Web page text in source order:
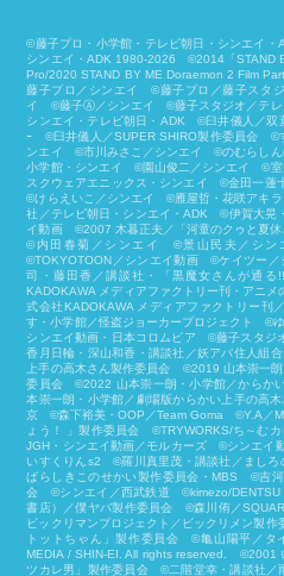
©藤子プロ・小学館・テレビ朝日・シンエイ
シンエイ・ADK 1980-2026 ©2014「STAND
Pro/2020 STAND BY ME Doraemon 2 Film
藤子プロ／シンエイ ©藤子プロ／藤子スタ
イ ©藤子Ⓐ／シンエイ ©藤子スタジオ／テレ
シンエイ・テレビ朝日・ADK ©臼井儀人／双
ｰ ©臼井儀人／SUPER SHIRO製作委員会 ©
ンエイ ©市川みさこ／シンエイ ©のむらし
小学館・シンエイ ©園山俊二／シンエイ ©
スクウェアエニックス・シンエイ ©金田一蓮
©けらえいこ／シンエイ ©雁屋哲・花咲アキ
社／テレビ朝日・シンエイ・ADK ©伊賀大晃
イ動画 ©2007 木暮正夫／「河童のクゥと夏
©内田春菊／シンエイ ©景山民夫／シ
©︎TOKYOTOON／シンエイ動画 ©ケイツー
司・藤田香／講談社・「黒魔女さんが通
KADOKAWA メディアファクトリー刊・アニ
式会社KADOKAWA メディアファクトリー
す・小学館／怪盗ジョーカープロジェクト ©
シンエイ動画・日本コロムビア ©藤子スタ
香月日輪・深山和香・講談社／妖アパ住人組
上手の高木さん製作委員会 ©2019 山本崇一
委員会 ©2022 山本崇一朗・小学館／からか
本崇一朗・小学館／劇場版からかい上手の高
京 ©森下裕美・OOP／Team Goma ©Y.A／
ょう！ 」製作委員会 ©TRYWORKS/ち～
JGH・シンエイ動画／モルカーズ ©シンエイ
いすくりんs2 ©羅川真里茂・講談社／まし
ばらしきこのせかい製作委員会・MBS ©吉
会 ©シンエイ／西武鉄道 ©kimezo/
書店）／僕ヤバ製作委員会 ©森川侑／
ビックリマンプロジェクト／ビックリメン製
トットちゃん」製作委員会 ©亀山陽平／タ
MEDIA / SHIN-EI. All rights reserved. ©2001
ツカレ男」製作委員会 ©二階堂幸・講談社